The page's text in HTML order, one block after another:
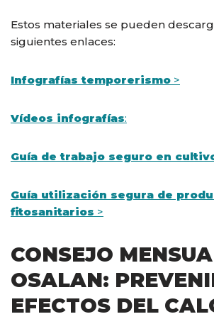
Estos materiales se pueden
siguientes enlaces:
Infografías temporerismo >
Vídeos infografías:
Guía de trabajo seguro en
Guía utilización segura de
fitosanitarios >
CONSEJO
OSALAN:
EFECTOS DEL